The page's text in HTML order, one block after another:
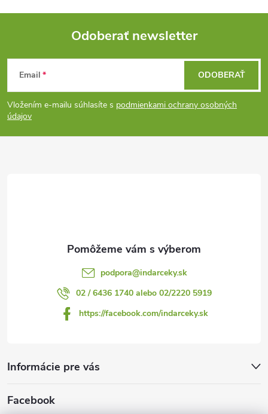
v
y
ý
p
Z
á
p
Odoberať newsletter
Email
Vložením e-mailu súhlasíte s podmienkami ochrany osobných
údajov
ODOBERAŤ
podpora@indarceky.sk
02 / 6436 1740 alebo 02/2220 5919
https://facebook.com/indarceky.sk
Informácie pre vás
Facebook